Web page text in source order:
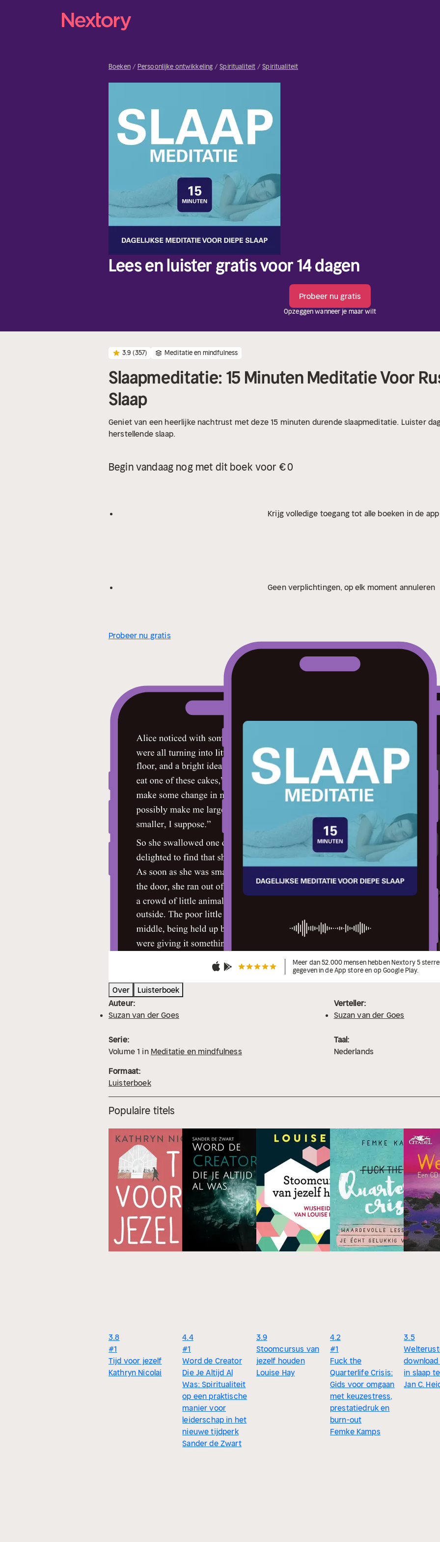
Boeken Persoonlijke ontwikkeling Spiritualiteit Spiritualiteit
Lees en luister gratis voor 14 dagen
Probeer nu gratis
Opzeggen wanneer je maar wilt
3.9 (357) Meditatie en mindfulness
Slaapmeditatie: 15 Minuten Meditatie Voor
Slaap
Geniet van een heerlijke nachtrust met deze 15 minuten durende slaapmeditatie. Luister
herstellende slaap.
Begin vandaag nog met dit boek voor € 0
Krijg volledige toegang tot alle boeken in de
Geen verplichtingen, op elk moment annuleren
Probeer nu gratis
Meer dan 52.000 mensen hebben Nextory 5
gegeven in de App store en op Google Play.
Over
Luisterboek
Auteur:
Suzan van der Goes
Verteller:
Suzan van der Goes
Serie:
Volume1 in Meditatie en mindfulness
Taal:
Nederlands
Formaat:
Luisterboek
Populaire titels
3.8
#1
Tijd voor jezelf
Kathryn Nicolai
4.4
#1
Word de Creator
Die Je Altijd Al
Was: Spiritualiteit
op een praktische
manier voor
leiderschap in het
nieuwe tijdperk
Sander de Zwart
3.9
Stoomcursus van
jezelf houden
Louise Hay
4.2
#1
Fuck the
Quarterlife Crisis:
Gids voor omgaan
met keuzestress,
prestatiedruk en
burn-out
Femke Kamps
3.5
in slaap
Jan C.